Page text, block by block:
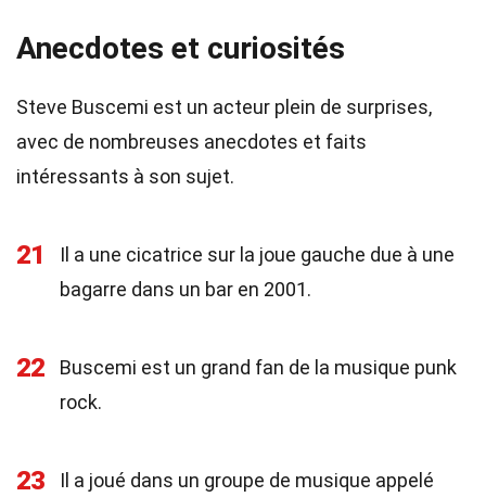
Anecdotes et curiosités
Steve Buscemi est un acteur plein de surprises,
avec de nombreuses anecdotes et faits
intéressants à son sujet.
21
Il a une cicatrice sur la joue gauche due à une
bagarre dans un bar en 2001.
22
Buscemi est un grand fan de la musique punk
rock.
23
Il a joué dans un groupe de musique appelé